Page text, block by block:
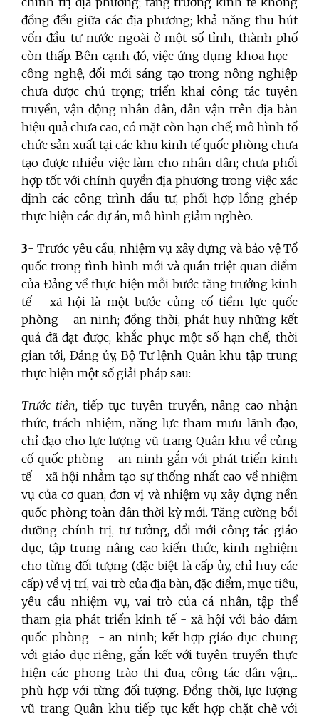
đồng đều giữa các địa phương; khả năng thu hút
vốn đầu tư nước ngoài ở một số tỉnh, thành phố
còn thấp. Bên cạnh đó, việc ứng dụng khoa học -
công nghệ, đổi mới sáng tạo trong nông nghiệp
chưa được chú trọng; triển khai công tác tuyên
truyền, vận động nhân dân, dân vận trên địa bàn
hiệu quả chưa cao, có mặt còn hạn chế; mô hình tổ
chức sản xuất tại các khu kinh tế quốc phòng chưa
tạo được nhiều việc làm cho nhân dân; chưa phối
hợp tốt với chính quyền địa phương trong việc xác
định các công trình đầu tư, phối hợp lồng ghép
thực hiện các dự án, mô hình giảm nghèo.
3- Trước yêu cầu, nhiệm vụ xây dựng và bảo vệ Tổ
quốc trong tình hình mới và quán triệt quan điểm
của Đảng về thực hiện mỗi bước tăng trưởng kinh
tế - xã hội là một bước củng cố tiềm lực quốc
phòng - an ninh; đồng thời, phát huy những kết
quả đã đạt được, khắc phục một số hạn chế, thời
gian tới, Đảng ủy, Bộ Tư lệnh Quân khu tập trung
thực hiện một số giải pháp sau:
Trước tiên, tiếp tục tuyên truyền, nâng cao nhận
thức, trách nhiệm, năng lực tham mưu lãnh đạo,
chỉ đạo cho lực lượng vũ trang Quân khu về củng
cố quốc phòng - an ninh gắn với phát triển kinh
tế - xã hội nhằm tạo sự thống nhất cao về nhiệm
vụ của cơ quan, đơn vị và nhiệm vụ xây dựng nền
quốc phòng toàn dân thời kỳ mới. Tăng cường bồi
dưỡng chính trị, tư tưởng, đổi mới công tác giáo
dục, tập trung nâng cao kiến thức, kinh nghiệm
cho từng đối tượng (đặc biệt là cấp ủy, chỉ huy các
cấp) về vị trí, vai trò của địa bàn, đặc điểm, mục tiêu,
yêu cầu nhiệm vụ, vai trò của cá nhân, tập thể
tham gia phát triển kinh tế - xã hội với bảo đảm
quốc phòng - an ninh; kết hợp giáo dục chung
với giáo dục riêng, gắn kết với tuyên truyền thực
hiện các phong trào thi đua, công tác dân vận,...
phù hợp với từng đối tượng. Đồng thời, lực lượng
vũ trang Quân khu tiếp tục kết hợp chặt chẽ với